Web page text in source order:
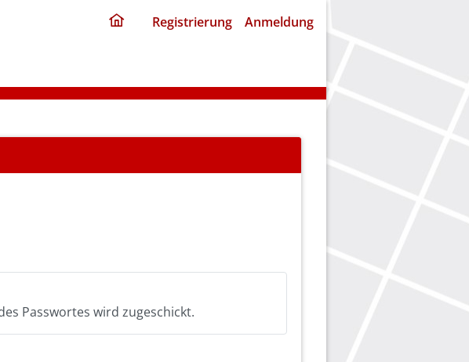
Registrierung Anmeldung
Passwortes wird zugeschickt.